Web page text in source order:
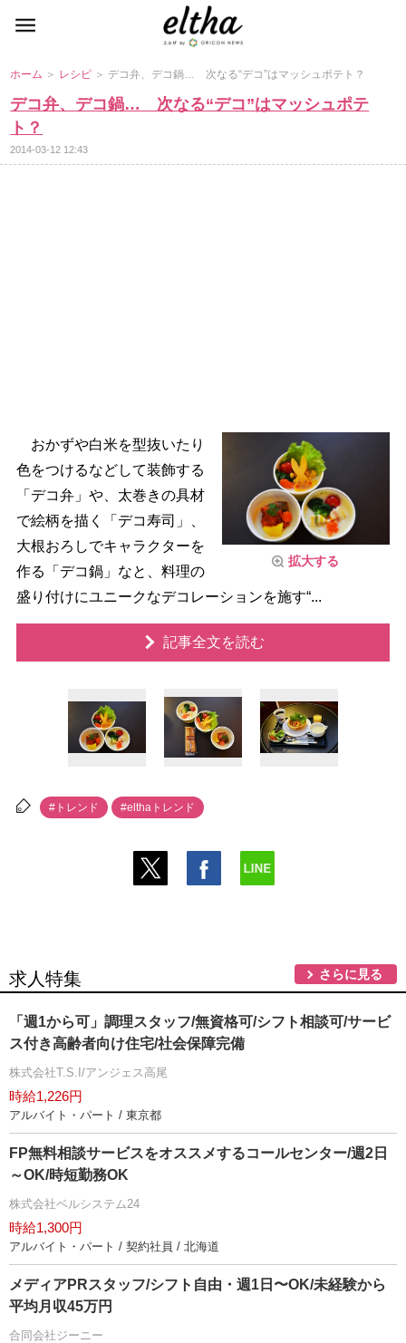
ホーム ＞ レシピ ＞ デコ弁、デコ鍋… 次なる“デコ”はマッシュポテト？
デコ弁、デコ鍋… 次なる“デコ”はマッシュポテ
ト？
2014-03-12 12:43
拡大する
おかずや白米を型抜いたり
色をつけるなどして装飾する
「デコ弁」や、太巻きの具材
で絵柄を描く「デコ寿司」、
大根おろしでキャラクターを
作る「デコ鍋」なと、料理の
盛り付けにユニークなデコレーションを施す“...
記事全文を読む
#トレンド #elthaトレンド
求人特集 さらに見る
「週1から可」調理スタッフ/無資格可/シフト相談可/サービ
ス付き高齢者向け住宅/社会保障完備
株式会社T.S.I/アンジェス高尾
時給1,226円
アルバイト・パート / 東京都
FP無料相談サービスをオススメするコールセンター/週2日
～OK/時短勤務OK
株式会社ベルシステム24
時給1,300円
アルバイト・パート / 契約社員 / 北海道
メディアPRスタッフ/シフト自由・週1日〜OK/未経験から
平均月収45万円
合同会社ジーニー